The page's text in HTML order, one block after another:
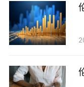
管政策的一种响应
3. 投资者教育
贵金属投资并
相关知识和经验的